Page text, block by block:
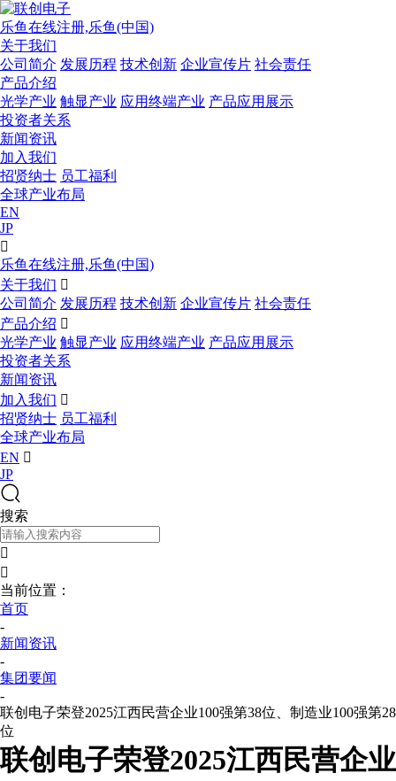
乐鱼在线注册,乐鱼(中国)
关于我们
公司简介 发展历程 技术创新 企业宣传片 社会责任
产品介绍
光学产业 触显产业 应用终端产业 产品应用展示
投资者关系
新闻资讯
加入我们
招贤纳士 员工福利
全球产业布局
EN
JP

乐鱼在线注册,乐鱼(中国)
关于我们 
公司简介 发展历程 技术创新 企业宣传片 社会责任
产品介绍 
光学产业 触显产业 应用终端产业 产品应用展示
投资者关系
新闻资讯
加入我们 
招贤纳士 员工福利
全球产业布局
EN 
JP
搜索


当前位置：
首页
-
新闻资讯
-
集团要闻
-
联创电子荣登2025江西民营企业100强第38位、制造业100强第28
位
联创电子荣登2025江西民营企业